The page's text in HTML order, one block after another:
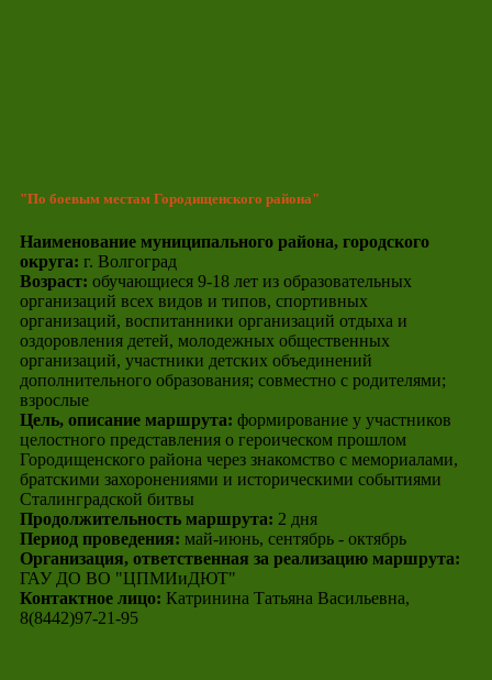
"По боевым местам Городищенского района"
Наименование муниципального района, городского
округа: г. Волгоград
Возраст: обучающиеся 9-18 лет из образовательных
организаций всех видов и типов, спортивных
организаций, воспитанники организаций отдыха и
оздоровления детей, молодежных общественных
организаций, участники детских объединений
дополнительного образования; совместно с родителями;
взрослые
Цель, описание маршрута: формирование у участников
целостного представления о героическом прошлом
Городищенского района через знакомство с мемориалами,
братскими захоронениями и историческими событиями
Сталинградской битвы
Продолжительность маршрута: 2 дня
Период проведения: май-июнь, сентябрь - октябрь
Организация, ответственная за реализацию маршрута:
ГАУ ДО ВО "ЦПМИиДЮТ"
Контактное лицо: Катринина Татьяна Васильевна,
8(8442)97-21-95